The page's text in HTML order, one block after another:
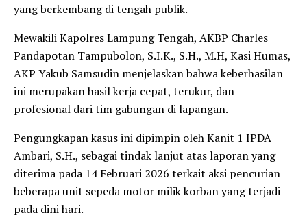
yang berkembang di tengah publik.
Mewakili Kapolres Lampung Tengah, AKBP Charles
Pandapotan Tampubolon, S.I.K., S.H., M.H, Kasi Humas,
AKP Yakub Samsudin menjelaskan bahwa keberhasilan
ini merupakan hasil kerja cepat, terukur, dan
profesional dari tim gabungan di lapangan.
Pengungkapan kasus ini dipimpin oleh Kanit 1 IPDA
Ambari, S.H., sebagai tindak lanjut atas laporan yang
diterima pada 14 Februari 2026 terkait aksi pencurian
beberapa unit sepeda motor milik korban yang terjadi
pada dini hari.